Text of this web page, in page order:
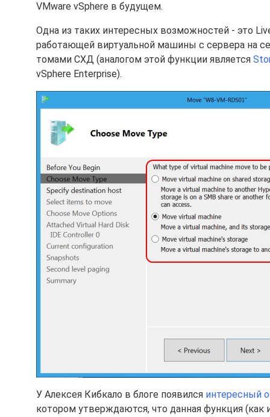
VMware vSphere в будущем.
Одна из таких интересных возможностей - это
работающей виртуальной машины с сервера на
томами СХД (аналогом этой функции является
vSphere Enterprise).
У Алексея Кибкало в блоге появился интересный
котором утверждаются, что данная функция (как